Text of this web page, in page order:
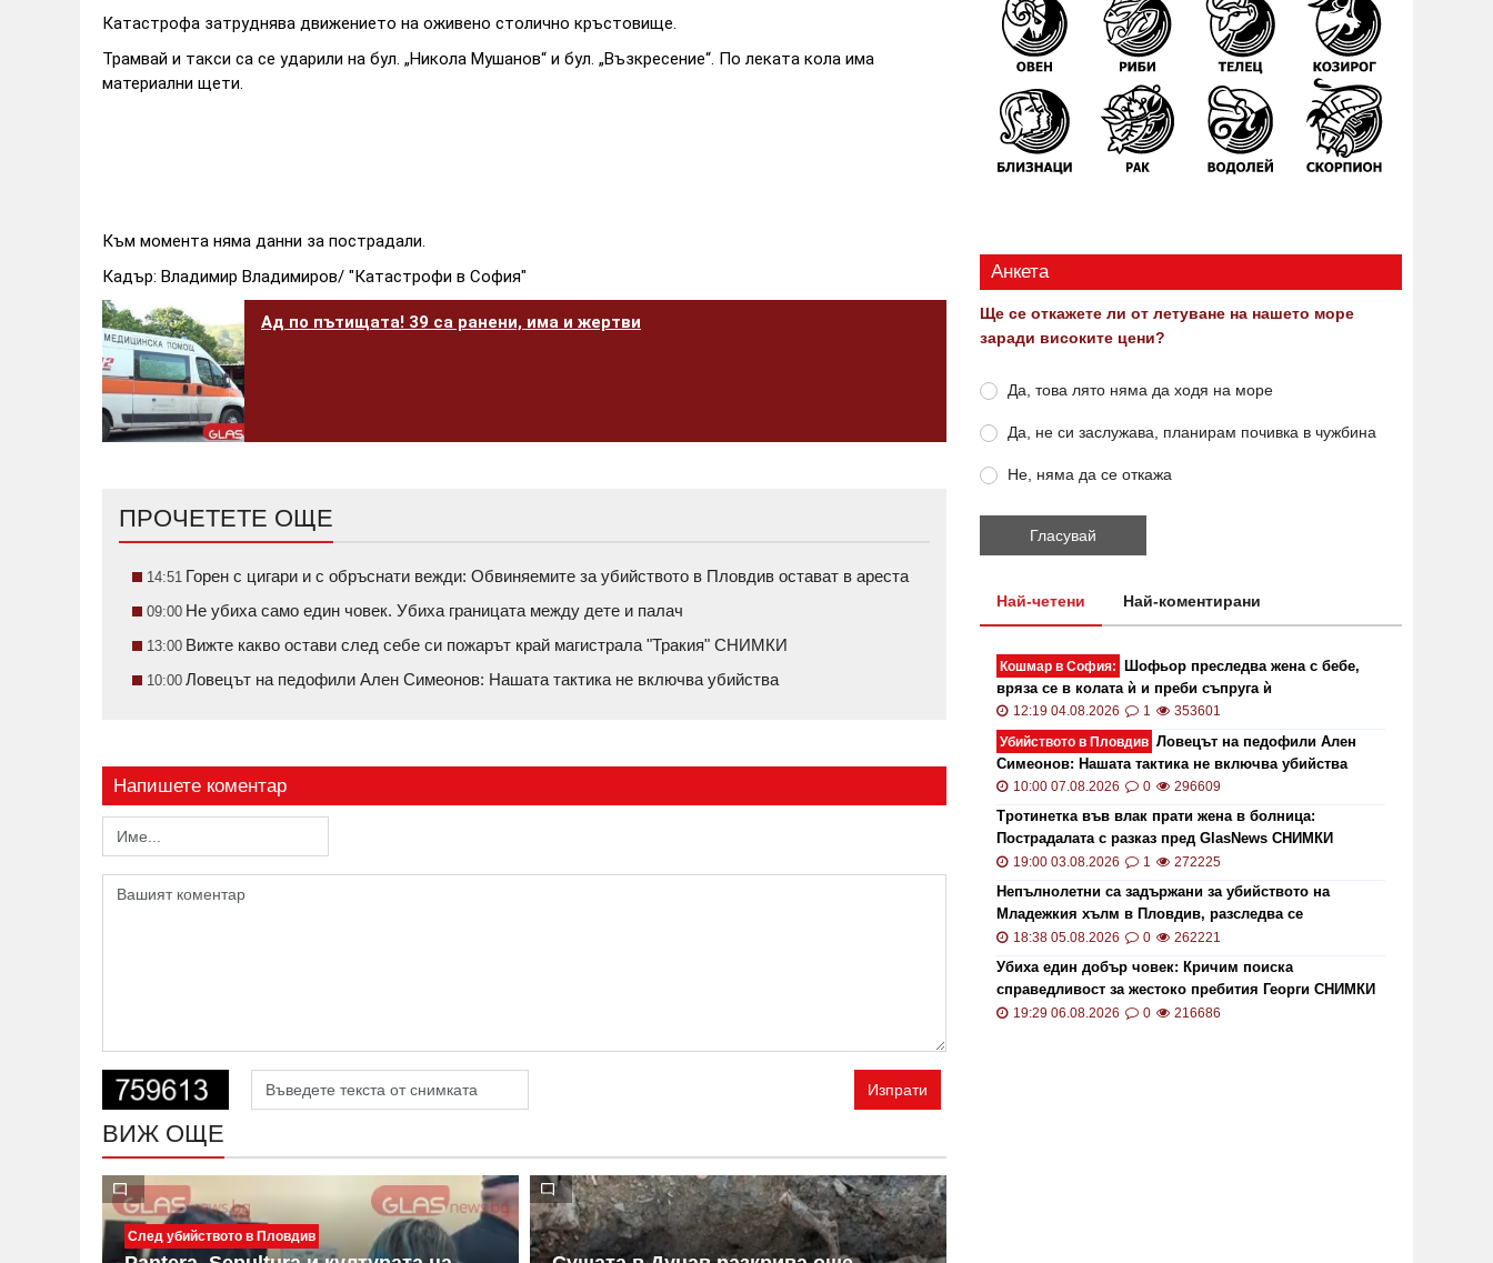
Катастрофа затруднява движението на оживено столично кръстовище.
Трамвай и такси са се ударили на бул. „Никола Мушанов“ и бул. „Възкресение“. По леката кола има
материални щети.
Към момента няма данни за пострадали.
Кадър: Владимир Владимиров/ "Катастрофи в София"
Ад по пътищата! 39 са ранени, има и жертви
ПРОЧЕТЕТЕ ОЩЕ
14:51 Горен с цигари и с обръснати вежди: Обвиняемите за убийството в Пловдив остават в ареста
09:00 Не убиха само един човек. Убиха границата между дете и палач
13:00 Вижте какво остави след себе си пожарът край магистрала "Тракия" СНИМКИ
10:00 Ловецът на педофили Ален Симеонов: Нашата тактика не включва убийства
Напишете коментар
Изпрати
ВИЖ ОЩЕ
След убийството в Пловдив
Анкета
Ще се откажете ли от летуване на нашето море
заради високите цени?
Да, това лято няма да ходя на море
Да, не си заслужава, планирам почивка в чужбина
Не, няма да се откажа
Най-четени Най-коментирани
Кошмар в София:
Шофьор преследва жена с бебе,
вряза се в колата ѝ и преби съпруга ѝ
12:19 04.08.2026 1
353601
Убийството в Пловдив Ловецът на педофили Ален
Симеонов: Нашата тактика не включва убийства
10:00 07.08.2026 0 296609
Тротинетка във влак прати жена в болница:
Пострадалата с разказ пред GlasNews СНИМКИ
19:00 03.08.2026 1 272225
Непълнолетни са задържани за убийството на
Младежкия хълм в Пловдив, разследва се
хомофобски мотив
18:38 05.08.2026 0 262221
Убиха един добър човек: Кричим поиска
справедливост за жестоко пребития Георги СНИМКИ
и ВИДЕО
19:29 06.08.2026 0 216686